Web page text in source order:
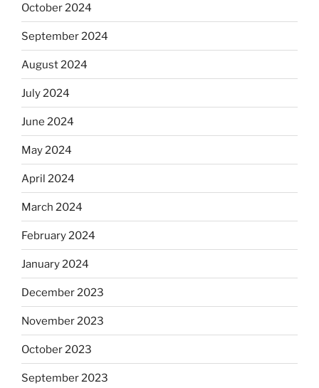
October 2024
September 2024
August 2024
July 2024
June 2024
May 2024
April 2024
March 2024
February 2024
January 2024
December 2023
November 2023
October 2023
September 2023